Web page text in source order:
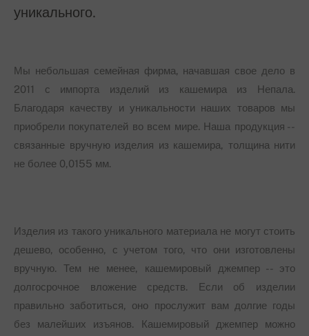
уникального.
Мы небольшая семейная фирма, начавшая свое дело в
2011 с импорта изделий из кашемира из Непала.
Благодаря качеству и уникальности наших товаров мы
приобрели покупателей во всем мире. Наша продукция --
связанные вручную изделия из кашемира, толщина нити
не более 0,0155 мм.
Изделия из такого уникального материала не могут стоить
дешево, особенно, с учетом того, что они изготовлены
вручную. Тем не менее, кашемировый джемпер -- это
долгосрочное вложение средств. Если об изделии
правильно заботиться, оно прослужит вам долгие годы
без малейших изъянов. Кашемировый джемпер можно